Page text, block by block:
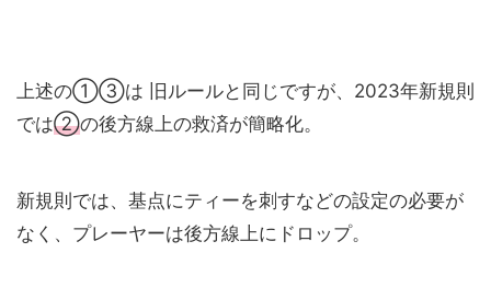
上述の①③は 旧ルールと同じですが、2023年新規則
では②の後方線上の救済が簡略化。
新規則では、基点にティーを刺すなどの設定の必要が
なく、プレーヤーは後方線上にドロップ。